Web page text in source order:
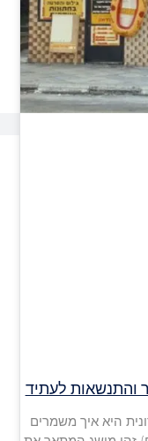
והתנשאות לעתיד
היא איך משמרים